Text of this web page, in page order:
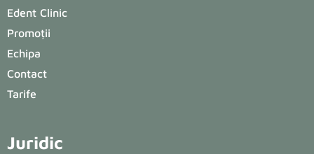
Edent Clinic
Promoții
Echipa
Contact
Tarife
Juridic